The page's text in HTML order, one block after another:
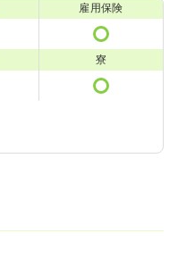
雇用保険
寮